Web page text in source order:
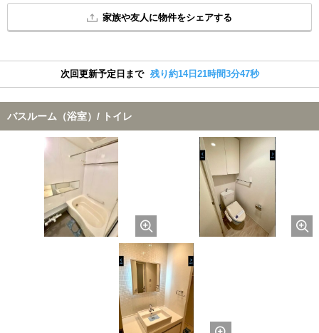
家族や友人に物件をシェアする
次回更新予定日まで 残り約14日21時間3分47秒
バスルーム（浴室）/ トイレ